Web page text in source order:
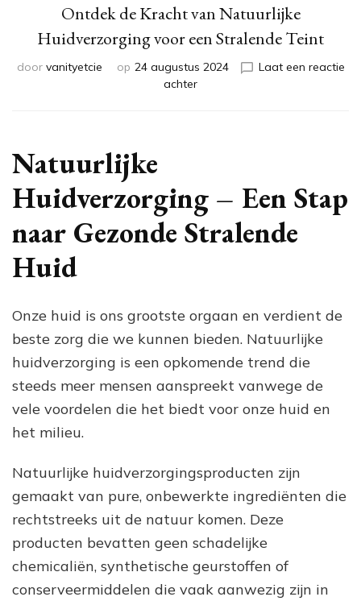
Ontdek de Kracht van Natuurlijke
Huidverzorging voor een Stralende Teint
door vanityetcie op 24 augustus 2024
Laat een reactie
achterop
voor
een
Stralende
Natuurlijke
Huidverzorging – Een Stap
naar Gezonde Stralende
Huid
Onze huid is ons grootste orgaan en verdient de
beste zorg die we kunnen bieden. Natuurlijke
huidverzorging is een opkomende trend die
steeds meer mensen aanspreekt vanwege de
vele voordelen die het biedt voor onze huid en
het milieu.
Natuurlijke huidverzorgingsproducten zijn
gemaakt van pure, onbewerkte ingrediënten die
rechtstreeks uit de natuur komen. Deze
producten bevatten geen schadelijke
chemicaliën, synthetische geurstoffen of
conserveermiddelen die vaak aanwezig zijn in